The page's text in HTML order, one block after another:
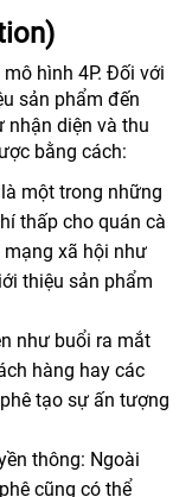
hình 4P. Đối với
sản phẩm đến
nhận diện và thu
bằng cách:
một trong những
thấp cho quán cà
mạng xã hội như
thiệu sản phẩm
như buổi ra mắt
hàng hay các
tạo sự ấn tượng
thông: Ngoài
cũng có thể